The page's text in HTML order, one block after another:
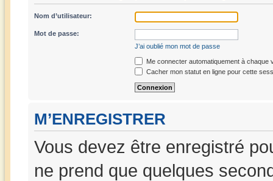
Nom d’utilisateur:
Mot de passe:
J’ai oublié mon mot de passe
Me connecter automatiquement à chaque
Cacher mon statut en ligne pour cette
M’ENREGISTRER
Vous devez être enregistré
ne prend que quelques